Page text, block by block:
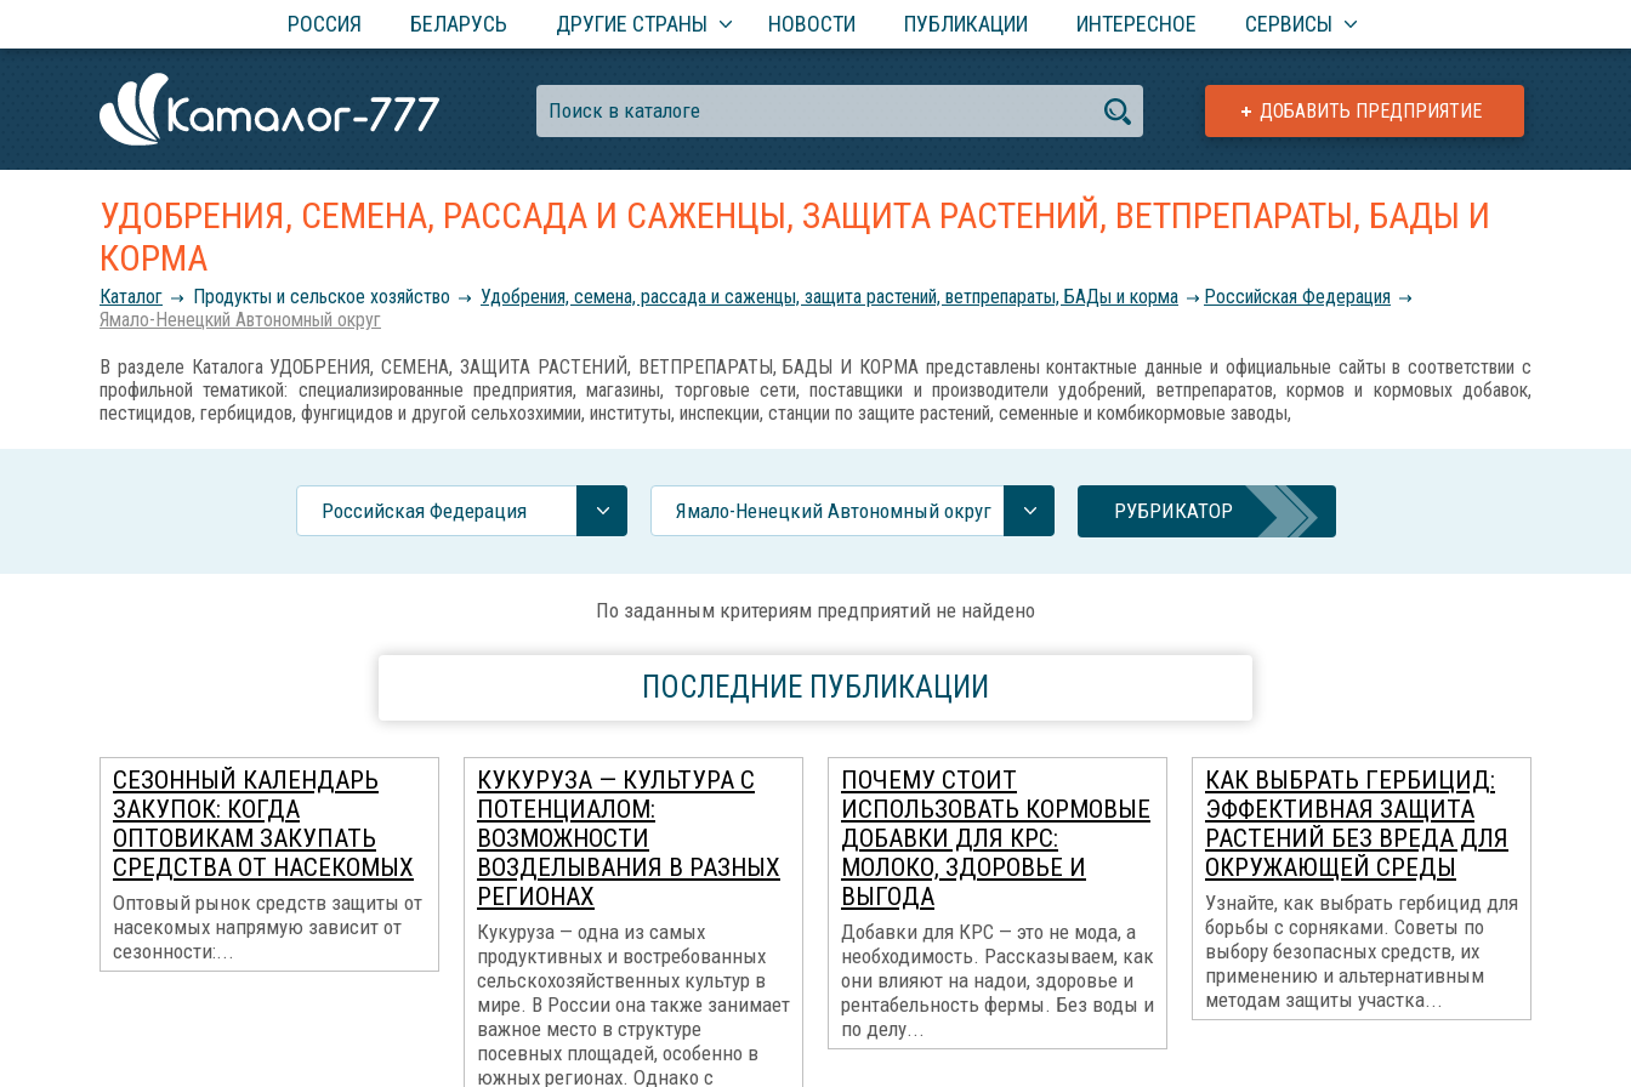
РОССИЯ БЕЛАРУСЬ ДРУГИЕ СТРАНЫ НОВОСТИ ПУБЛИКАЦИИ ИНТЕРЕСНОЕ СЕРВИСЫ
ДОБАВИТЬ ПРЕДПРИЯТИЕ
УДОБРЕНИЯ, СЕМЕНА, РАССАДА И САЖЕНЦЫ, ЗАЩИТА РАСТЕНИЙ, ВЕТПРЕПАРАТЫ, БАДЫ И
КОРМА
Каталог Продукты и сельское хозяйство Удобрения, семена, рассада и саженцы, защита растений, ветпрепараты, БАДы и корма
Российcкая Федерация
Ямало-Ненецкий Автономный округ
В разделе Каталога УДОБРЕНИЯ, СЕМЕНА, ЗАЩИТА РАСТЕНИЙ, ВЕТПРЕПАРАТЫ, БАДЫ И КОРМА представлены контактные данные и официальные сайты в соответствии с
профильной тематикой: специализированные предприятия, магазины, торговые сети, поставщики и производители удобрений, ветпрепаратов, кормов и кормовых добавок,
пестицидов, гербицидов, фунгицидов и другой сельхозхимии, институты, инспекции, станции по защите растений, семенные и комбикормовые заводы,
Российcкая Федерация Ямало-Ненецкий Автономный округ РУБРИКАТОР
По заданным критериям предприятий не найдено
ПОСЛЕДНИЕ ПУБЛИКАЦИИ
СЕЗОННЫЙ КАЛЕНДАРЬ
ЗАКУПОК: КОГДА
ОПТОВИКАМ ЗАКУПАТЬ
СРЕДСТВА ОТ НАСЕКОМЫХ
Оптовый рынок средств защиты от
насекомых напрямую зависит от
сезонности:...
КУКУРУЗА — КУЛЬТУРА С
ПОТЕНЦИАЛОМ:
ВОЗМОЖНОСТИ
ВОЗДЕЛЫВАНИЯ В РАЗНЫХ
РЕГИОНАХ
Кукуруза — одна из самых
продуктивных и востребованных
сельскохозяйственных культур в
мире. В России она также занимает
важное место в структуре
посевных площадей, особенно в
южных регионах. Однако с
ПОЧЕМУ СТОИТ
ИСПОЛЬЗОВАТЬ КОРМОВЫЕ
ДОБАВКИ ДЛЯ КРС:
МОЛОКО, ЗДОРОВЬЕ И
ВЫГОДА
Добавки для КРС — это не мода, а
необходимость. Рассказываем, как
они влияют на надои, здоровье и
рентабельность фермы. Без воды и
по делу...
КАК ВЫБРАТЬ ГЕРБИЦИД:
ЭФФЕКТИВНАЯ ЗАЩИТА
РАСТЕНИЙ БЕЗ ВРЕДА ДЛЯ
ОКРУЖАЮЩЕЙ СРЕДЫ
Узнайте, как выбрать гербицид для
борьбы с сорняками. Советы по
выбору безопасных средств, их
применению и альтернативным
методам защиты участка...